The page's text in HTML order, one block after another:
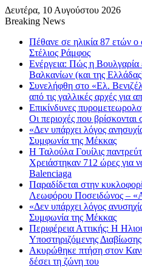
Δευτέρα, 10 Αυγούστου 2026
Breaking News
Πέθανε σε ηλικία 87 ετών ο
Στέλιος Ράμφος
Ενέργεια: Πώς η Βουλγαρία
Βαλκανίων (και της
Συνελήφθη στο «Ελ.
από τις γαλλικές αρχές για
Επικίνδυνες
Οι περιοχές που βρίσκονται
«Δεν υπάρχει λόγος
Συμφωνία της Μέκκας
Η Ταλούλα Γουίλις
Χρειάστηκαν 712 ώρες για
Balenciaga
Παραδίδεται στην
Λεωφόρου Ποσειδώνος –
«Δεν υπάρχει λόγος
Συμφωνία της Μέκκας
Περιφέρεια Αττικής: Η
Υποστηριζόμενης
Ακυρώθηκε πτήση στον
δέσει τη ζώνη του